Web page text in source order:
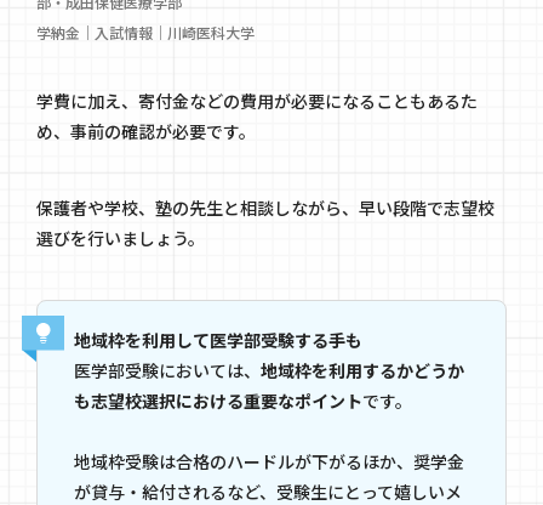
学納金｜入試情報｜川崎医科大学
学費に加え、寄付金などの費用が必要になることもあるた
め、事前の確認が必要です。
保護者や学校、塾の先生と相談しながら、早い段階で志望校
選びを行いましょう。
地域枠を利用して医学部受験する手も
医学部受験においては、 地域枠を利用するかどうか
も志望校選択における重要なポイントです。
地域枠受験は合格のハードルが下がるほか、奨学金
が貸与・給付されるなど、受験生にとって嬉しいメ